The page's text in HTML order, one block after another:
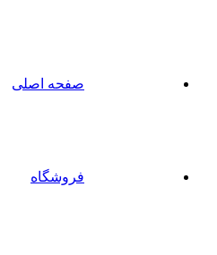
صفحه اصلی
فروشگاه